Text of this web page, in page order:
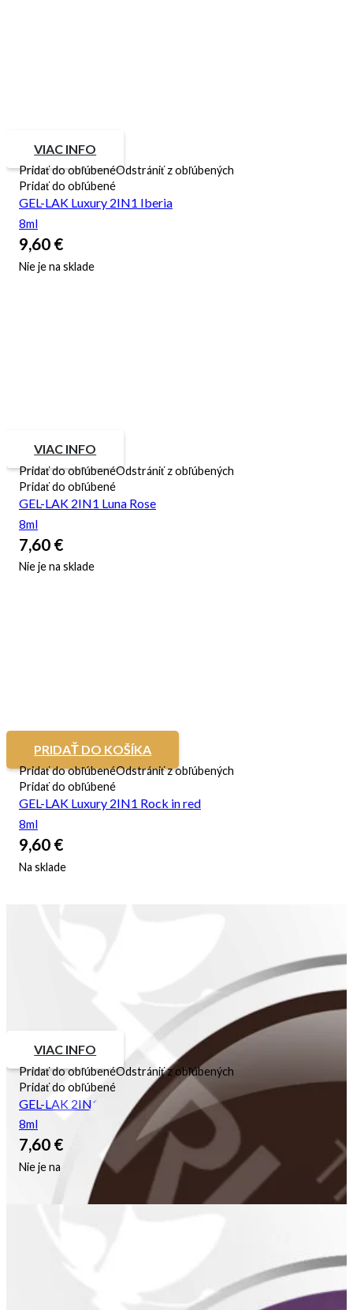
VIAC INFO
Pridať do obľúbenéOdstrániť z obľúbených
Pridať do obľúbené
GEL-LAK Luxury 2IN1 Iberia
8ml
9,60 €
Nie je na sklade
VIAC INFO
Pridať do obľúbenéOdstrániť z obľúbených
Pridať do obľúbené
GEL-LAK 2IN1 Luna Rose
8ml
7,60 €
Nie je na sklade
PRIDAŤ DO KOŠÍKA
Pridať do obľúbenéOdstrániť z obľúbených
Pridať do obľúbené
GEL-LAK Luxury 2IN1 Rock in red
8ml
9,60 €
Na sklade
VIAC INFO
Pridať do obľúbenéOdstrániť z obľúbených
Pridať do obľúbené
GEL-LAK 2IN1 Mahagon
8ml
7,60 €
Nie je na sklade